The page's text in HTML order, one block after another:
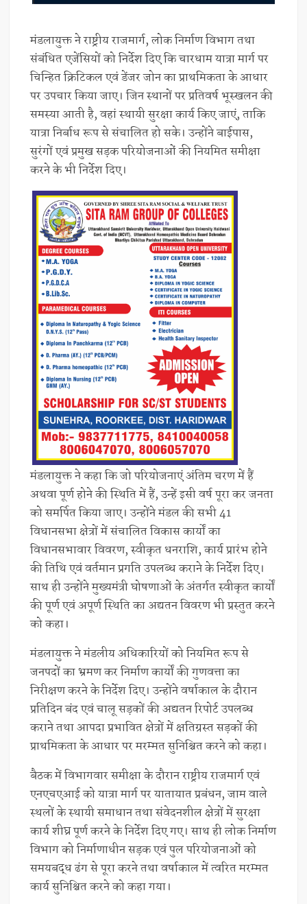
मंडलायुक्त ने राष्ट्रीय राजमार्ग, लोक निर्माण विभाग तथा
संबंधित एजेंसियों को निर्देश दिए कि चारधाम यात्रा मार्ग पर
चिन्हित क्रिटिकल एवं डेंजर जोन का प्राथमिकता के आधार
पर उपचार किया जाए। जिन स्थानों पर प्रतिवर्ष भूस्खलन की
समस्या आती है, वहां स्थायी सुरक्षा कार्य किए जाएं, ताकि
यात्रा निर्बाध रूप से संचालित हो सके। उन्होंने बाईपास,
सुरंगों एवं प्रमुख सड़क परियोजनाओं की नियमित समीक्षा
करने के भी निर्देश दिए।
मंडलायुक्त ने कहा कि जो परियोजनाएं अंतिम चरण में हैं
अथवा पूर्ण होने की स्थिति में हैं, उन्हें इसी वर्ष पूरा कर जनता
को समर्पित किया जाए। उन्होंने मंडल की सभी 41
विधानसभा क्षेत्रों में संचालित विकास कार्यों का
विधानसभावार विवरण, स्वीकृत धनराशि, कार्य प्रारंभ होने
की तिथि एवं वर्तमान प्रगति उपलब्ध कराने के निर्देश दिए।
साथ ही उन्होंने मुख्यमंत्री घोषणाओं के अंतर्गत स्वीकृत कार्यों
की पूर्ण एवं अपूर्ण स्थिति का अद्यतन विवरण भी प्रस्तुत करने
को कहा।
मंडलायुक्त ने मंडलीय अधिकारियों को नियमित रूप से
जनपदों का भ्रमण कर निर्माण कार्यों की गुणवत्ता का
निरीक्षण करने के निर्देश दिए। उन्होंने वर्षाकाल के दौरान
प्रतिदिन बंद एवं चालू सड़कों की अद्यतन रिपोर्ट उपलब्ध
कराने तथा आपदा प्रभावित क्षेत्रों में क्षतिग्रस्त सड़कों की
प्राथमिकता के आधार पर मरम्मत सुनिश्चित करने को कहा।
बैठक में विभागवार समीक्षा के दौरान राष्ट्रीय राजमार्ग एवं
एनएचएआई को यात्रा मार्ग पर यातायात प्रबंधन, जाम वाले
स्थलों के स्थायी समाधान तथा संवेदनशील क्षेत्रों में सुरक्षा
कार्य शीघ्र पूर्ण करने के निर्देश दिए गए। साथ ही लोक निर्माण
विभाग को निर्माणाधीन सड़क एवं पुल परियोजनाओं को
समयबद्ध ढंग से पूरा करने तथा वर्षाकाल में त्वरित मरम्मत
कार्य सुनिश्चित करने को कहा गया।